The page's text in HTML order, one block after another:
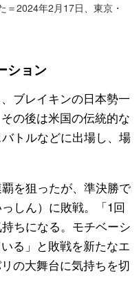
＝2024年2月17日、東京・
ション
ブレイキンの日本勢一
の後は米国の伝統的な
トルなどに出場し、場
を狙ったが、準決勝で
しん）に敗戦。「1回
ちになる。モチベーシ
る」と敗戦を新たなエ
の大舞台に気持ちを切